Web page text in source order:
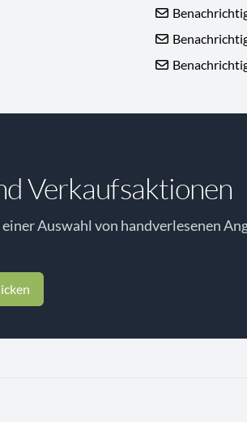
Verkaufsaktionen
Auswahl von handverlesenen